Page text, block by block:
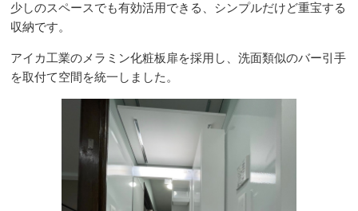
少しのスペースでも有効活用できる、シンプルだけど重宝する
収納です。
アイカ工業のメラミン化粧板扉を採用し、洗面類似のバー引手
を取付て空間を統一しました。